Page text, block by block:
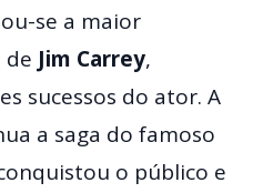
se a maior
de Jim Carrey,
sucessos do ator. A
a saga do famoso
o público e